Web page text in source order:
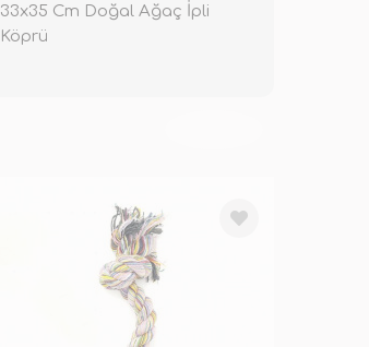
33x35 Cm Doğal Ağaç İpli
Köprü